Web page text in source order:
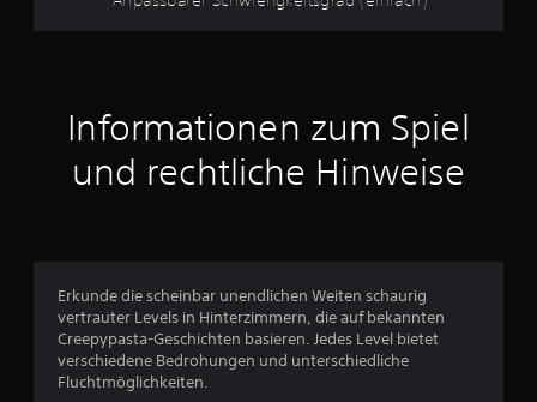
u
n
g
u
e
e
m
e
u
k
a
n
n
Informationen zum Spiel
und rechtliche Hinweise
Erkunde die scheinbar unendlichen Weiten schaurig
vertrauter Levels in Hinterzimmern, die auf bekannten
Creepypasta-Geschichten basieren. Jedes Level bietet
verschiedene Bedrohungen und unterschiedliche
Fluchtmöglichkeiten.